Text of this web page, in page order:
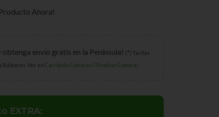
Ahora!
envío gratis en la Península! (*) Tarifas
Baleares. Ver en Carrito de Compras / Finalizar Compras
EXTRA: